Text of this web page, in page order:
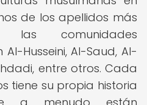
de los apellidos más
las comunidades
Husseini, Al-Saud, Al-
entre otros. Cada
tiene su propia historia